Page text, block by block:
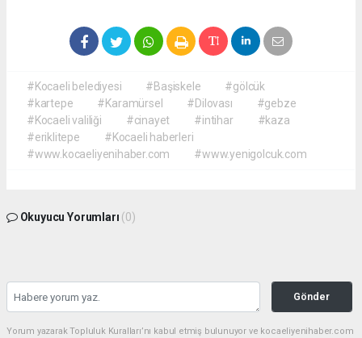
#Kocaeli belediyesi #Başiskele
#gölcük
#kartepe
#Karamürsel #Dilovası
#gebze
#Kocaeli valiliği
#cinayet #intihar
#kaza
#eriklitepe
#Kocaeli haberleri
#www.kocaeliyenihaber.com
#www.yenigolcuk.com
Okuyucu Yorumları (0)
Gönder
Yorum yazarak Topluluk Kuralları’nı kabul etmiş bulunuyor ve kocaeliyenihaber.com